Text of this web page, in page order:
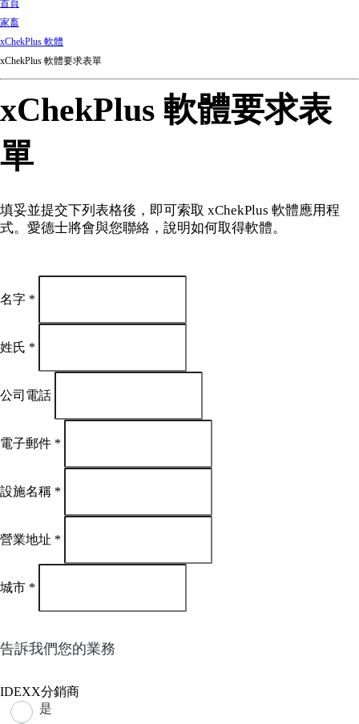
首頁
家畜
xChekPlus 軟體
xChekPlus 軟體要求表單
xChekPlus 軟體要求表
單
填妥並提交下列表格後，即可索取 xChekPlus 軟體應用程
式。愛德士將會與您聯絡，說明如何取得軟體。
名字 *
姓氏 *
公司電話
電子郵件 *
設施名稱 *
營業地址 *
城市 *
告訴我們您的業務
IDEXX分銷商
是